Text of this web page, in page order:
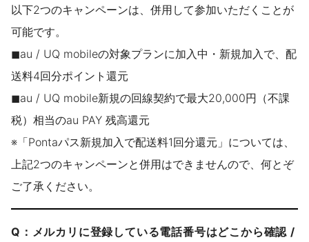
以下2つのキャンペーンは、併用して参加いただくことが
可能です。
◼︎au / UQ mobileの対象プランに加入中・新規加入で、配
送料4回分ポイント還元
◼︎au / UQ mobile新規の回線契約で最大20,000円（不課
税）相当のau PAY 残高還元
※「Pontaパス新規加入で配送料1回分還元」については、
上記2つのキャンペーンと併用はできませんので、何とぞ
ご了承ください。
Q：メルカリに登録している電話番号はどこから確認 /